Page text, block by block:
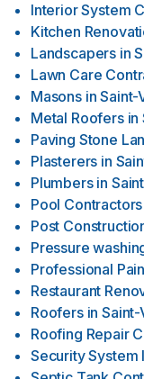
Interior System
Kitchen
Landscapers in
Lawn Care
Masons in Saint-
Metal Roofers in
Paving Stone
Plasterers in
Plumbers in
Pool Contractors
Post
Pressure
Professional
Restaurant
Roofers in Saint-
Roofing Repair
Security System